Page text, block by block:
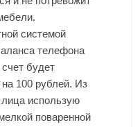
системой
телефона
будет
100 рублей. Из
использую
поваренной